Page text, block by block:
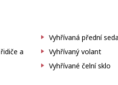
a
Vyhřívaná přední
Vyhřívaný volant
Vyhřívané čelní sklo